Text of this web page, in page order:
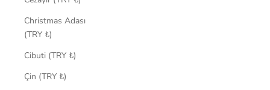
Christmas Adası
(TRY ₺)
Cibuti (TRY ₺)
Çin (TRY ₺)